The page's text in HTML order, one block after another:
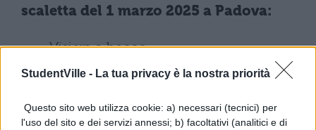
StudentVille - La tua privacy è la nostra priorità
Questo sito web utilizza cookie: a) necessari (tecnici) per
l'uso del sito e dei servizi annessi; b) facoltativi (analitici e di
scaletta del 1 marzo 2025 a Padova:
Visiera a becco
Tik Tok RMX
Panette